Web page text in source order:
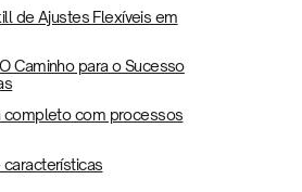
de Ajustes Flexíveis em
Caminho para o Sucesso
completo com processos
características